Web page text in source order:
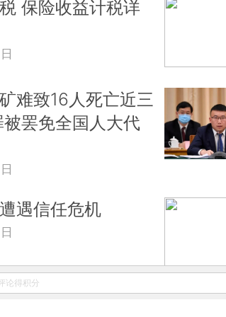
保险收益计税详
难致16人死亡近三
罢免全国人大代
遇信任危机
论得积分